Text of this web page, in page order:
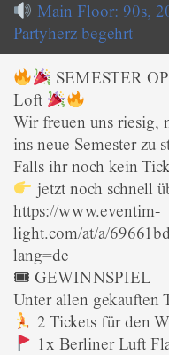
Main Floor: 90s,
Partyherz begehrt
SEMESTER
Loft
Wir freuen uns riesig,
ins neue Semester zu
Falls ihr noch kein
jetzt noch schnell
https://www.eventim-
light.com/at/a/
lang=de
🎟 GEWINNSPIEL
Unter allen gekauften
2 Tickets für den
1x Berliner Luft